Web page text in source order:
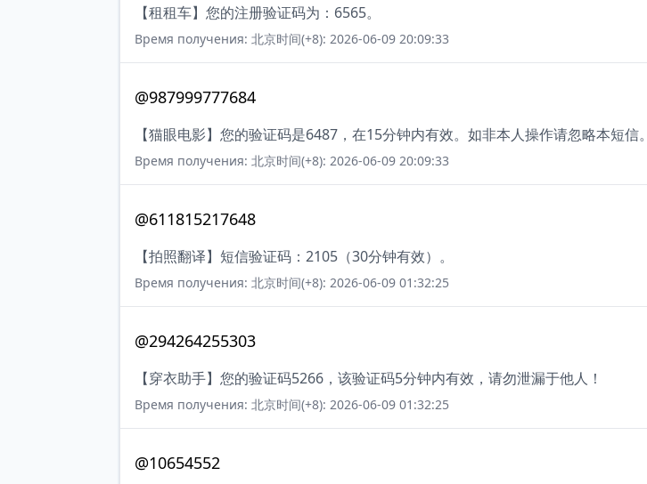
【租租车】您的注册验证码为：6565。
Время получения: 北京时间(+8): 2026-06-09 20:09:33
@987999777684
【猫眼电影】您的验证码是6487，在15分钟内有效。如非本人操作请忽略本短信。
Время получения: 北京时间(+8): 2026-06-09 20:09:33
@611815217648
【拍照翻译】短信验证码：2105（30分钟有效）。
Время получения: 北京时间(+8): 2026-06-09 01:32:25
@294264255303
【穿衣助手】您的验证码5266，该验证码5分钟内有效，请勿泄漏于他人！
Время получения: 北京时间(+8): 2026-06-09 01:32:25
@10654552